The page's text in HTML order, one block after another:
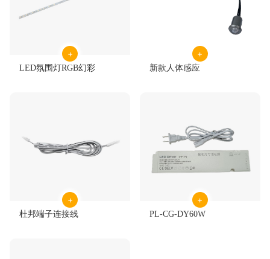
LED氛围灯RGB幻彩 新款人体感应
杜邦端子连接线 PL-CG-DY60W